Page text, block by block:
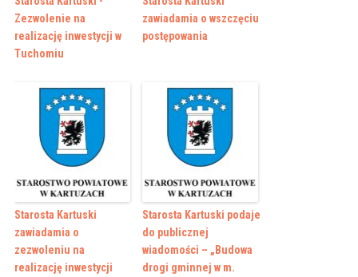
Zezwolenie na
realizację inwestycji w
Tuchomiu
zawiadamia o wszczęciu
postępowania
Starosta Kartuski
zawiadamia o
zezwoleniu na
realizację inwestycji
Starosta Kartuski podaje
do publicznej
wiadomości – „Budowa
drogi gminnej w m.